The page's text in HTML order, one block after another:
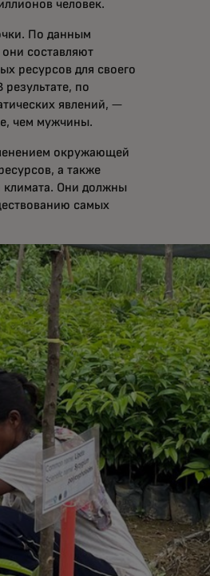
человек.
По данным
они составляют
ресурсов для своего
по
явлений, —
чем мужчины.
окружающей
а также
климата. Они должны
самых